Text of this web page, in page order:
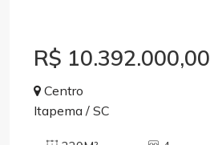
R$ 10.392.000,00
Centro
Itapema / SC